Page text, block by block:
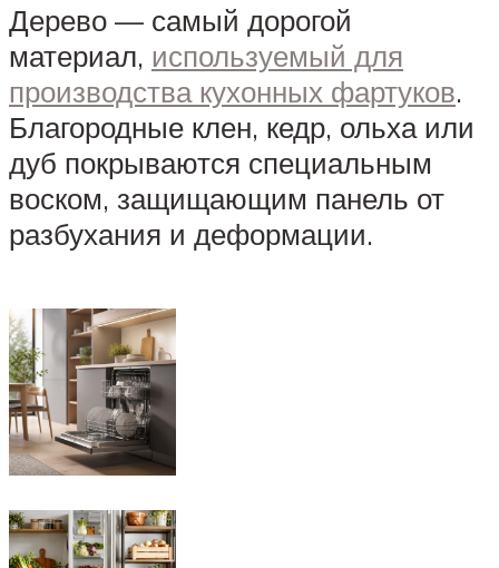
Дерево — самый дорогой
материал, используемый для
производства кухонных фартуков.
Благородные клен, кедр, ольха или
дуб покрываются специальным
воском, защищающим панель от
разбухания и деформации.